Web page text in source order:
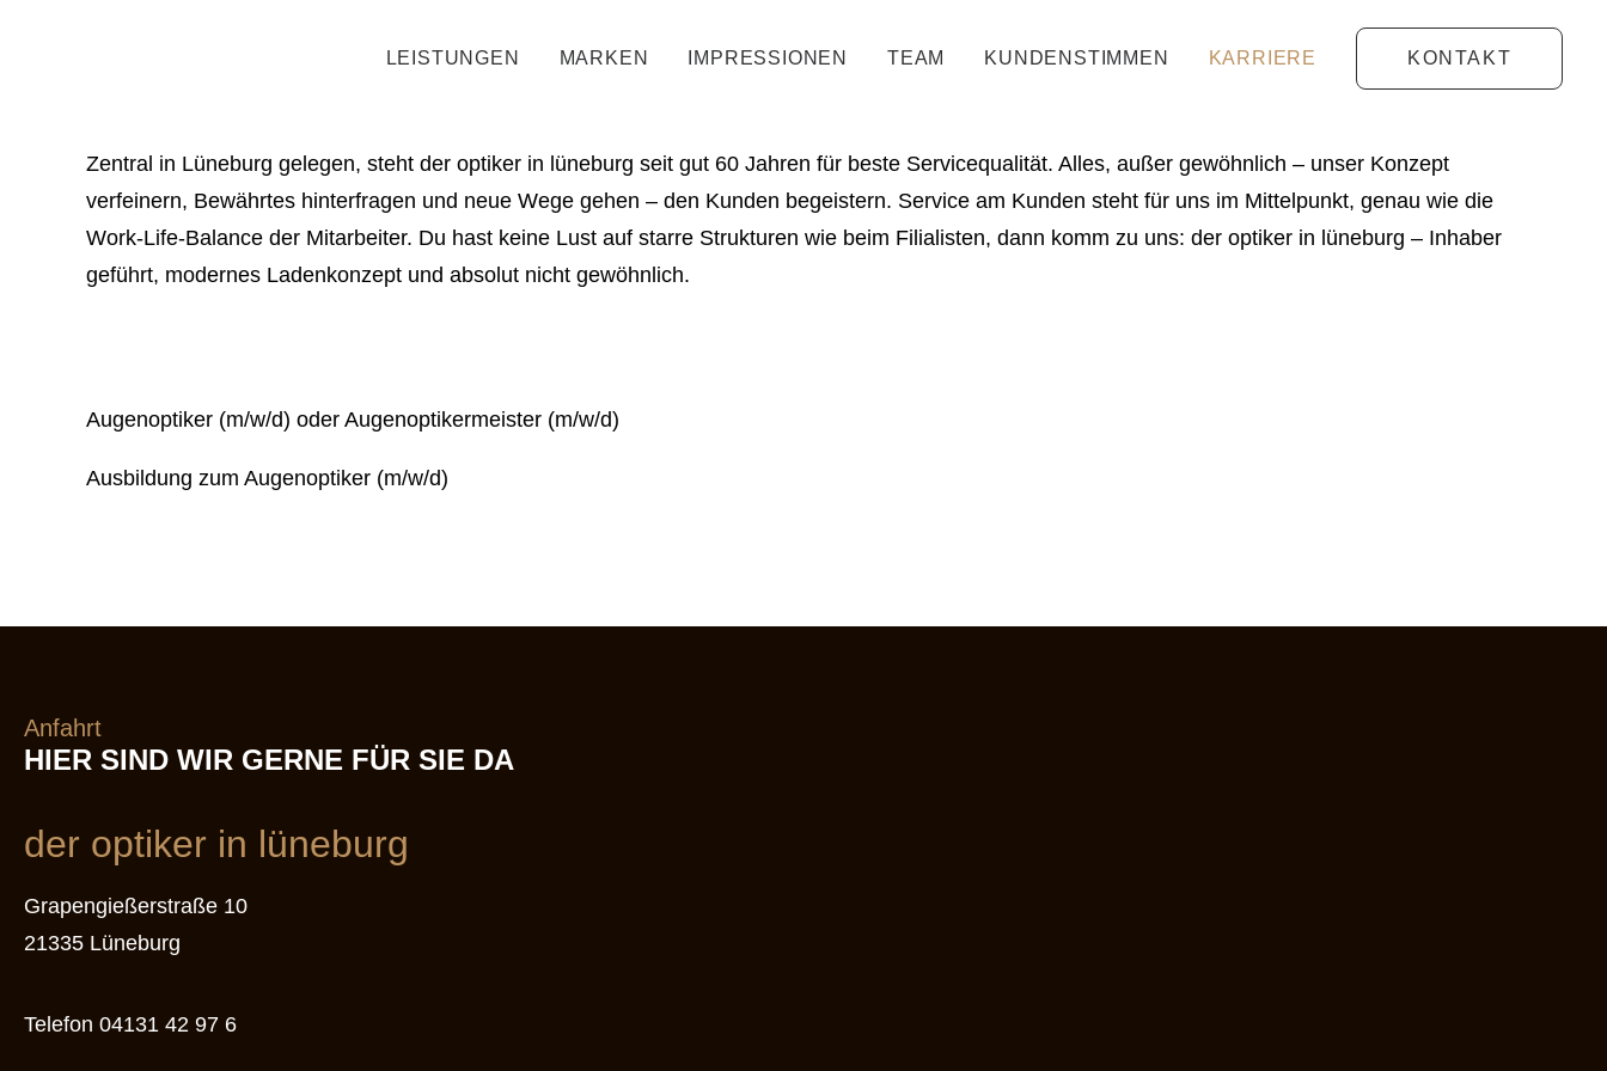
LEISTUNGEN MARKEN IMPRESSIONEN TEAM KUNDENSTIMMEN KARRIERE KONTAKT
Zentral in Lüneburg gelegen, steht der optiker in lüneburg seit gut 60 Jahren für beste Servicequalität. Alles, außer gewöhnlich – unser Konzept
verfeinern, Bewährtes hinterfragen und neue Wege gehen – den Kunden begeistern. Service am Kunden steht für uns im Mittelpunkt, genau wie die
Work-Life-Balance der Mitarbeiter. Du hast keine Lust auf starre Strukturen wie beim Filialisten, dann komm zu uns: der optiker in lüneburg – Inhaber
geführt, modernes Ladenkonzept und absolut nicht gewöhnlich.
Augenoptiker (m/w/d) oder Augenoptikermeister (m/w/d)
Ausbildung zum Augenoptiker (m/w/d)
Anfahrt
HIER SIND WIR GERNE FÜR SIE DA
der optiker in lüneburg
Grapengießerstraße 10
21335 Lüneburg
Telefon 04131 42 97 6